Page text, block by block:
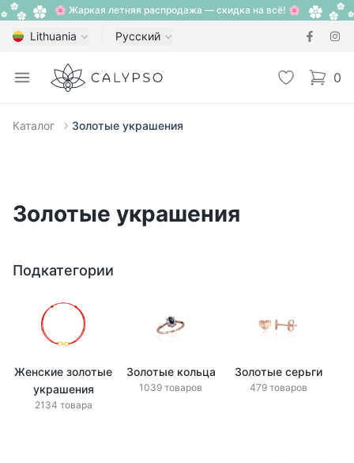
🌸 Жаркая летняя распродажа — скидка на всё! 🌸
Lithuania Русский
Open menu
Calypso Избранное
0
items
Каталог Золотые украшения
Золотые украшения
Подкатегории
Женские золотые
украшения
2134 товара
Золотые кольца
1039 товаров
Золотые серьги
479 товаров